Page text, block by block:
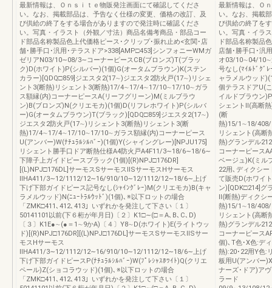
最新情報は、Ｏｎｓｉｔｅ物販発注画面にて確認してくださ
い。なお、掲載部品は、予告なく仕様の変更、価格の改訂、及
び供給の終了をする場合がありますので発注時に確認くださ
い。写真・イラスト（外観／寸法）商品名備考商品・部品コー
ド部品名称製品色上代価格ピース･クリップ･振れ止め<玄関･店
舗･勝手口･汎用･テラスドア>338[AMP□453]シンフォニーWMガ
ゼリアN03/10∼08/3∼コーナーピースCB(ブロンズ)T(ブラッ
ク)D(ホワイト)P(シルバー)(1個)G(オータムブラウン)K(ステン
カラー)[QDQ□859]ジエスタ2(17∼)ジエスタ2防火戸(17∼)リシェ
ント3(断熱)リシェント3(断熱)17/4∼17/4∼17/10∼17/10∼ガラ
ス額縁(内)コーナーピースA(リーフグリーン)M(ミルブラウ
ン)B(ブロンズ)N(クリエモカ)(1個)D(リフレホワイト)P(シルバ
ー)G(オータムブラウン)T(ブラック)[QDQ□859]ジエスタ2(17∼)
ジエスタ2防火戸(17∼)リシェント3(断熱)リシェント3(断
熱)17/4∼17/4∼17/10∼17/10∼ガラス額縁(内)コーナーピース
U(アンバー)W(ﾅﾁｭﾗﾙｼﾙﾊﾞｰ)(1個)Y(シャイングレー)[NPJU175]
リシェント勝手口ドア断熱仕様A4防火戸A4F11/3∼18/6∼18/6∼
下障子上ガイドピースブラック(1個)[(R)NPJ□176DR]
[(L)NPJ□176DL]サーモスSサーモスⅡSサーモスHサーモス
ⅡHA411/3∼12/1112/12∼16/910/10∼12/1112/12∼18/6∼上げ
下げ下部ガイドピース記号なし(ｼｬｲﾝｸﾞﾚｰ)M(クリエモカ)B(キャ
ラメルウッド)N(ﾆｭｰﾄﾗﾙｳｯﾄﾞ)(1個)､※以下ロットの場合
「ZMK□411､412､413」いずれかを発注して下さい〔１〕
50141101以前(下６桁が年月日)〔２〕K1□∼(□＝A､B､C､D)
〔３〕K1E●∼(●＝1∼9かA)〔４〕Y8∼D(ホワイト)E(ライトウッ
ド)[(R)NPJ□176DR][(L)NPJ□176DL]サーモスSサーモスⅡSサー
モスHサーモス
ⅡHA411/3∼12/1112/12∼16/910/10∼12/1112/12∼18/6∼上げ
下げ下部ガイドピースP(ﾅﾁｭﾗﾙｼﾙﾊﾞｰ)W(ﾌﾟﾚｼｬｽﾎﾜｲﾄ)Q(クリエ
ペール)Z(ショコラウッド)(1個)､※以下ロットの場合
「ZMK□411､412､413」いずれかを発注して下さい〔１〕
最新情報は、Ｏ
い。なお、掲載
び供給の終了を
い。写真・イラ
ド部品名称製品
店舗･勝手口･汎
オ03/10∼04/10∼
号なし(ﾏｲﾙﾄﾞｸﾞ
ャラメルウッド
個テラスドアU(
イルドブラウン
シェントⅡ(高断
(断
熱)15/1∼18/
リシェント(高断
熱)グランデル
コーナーピース
ベージュ)K(ミル
22用､ディクシ
て販売D(ホワイ
ン)[QDK□214]グ
Ⅱ(断熱)ディクシ
熱)15/1∼18/
リシェント(高断
熱)グランデル
コーナーピース
個)､T色･X色:デ
熱):20･22用Y色:
板用U(アンバー
ナーズ･ドア)ア
ラード